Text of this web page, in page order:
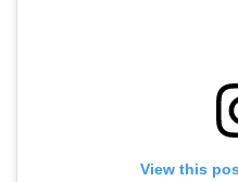
View this